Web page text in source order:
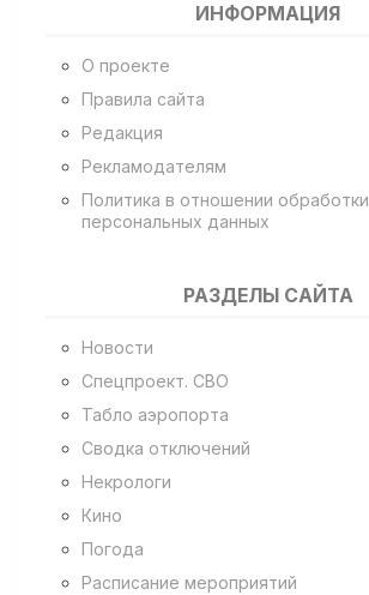
ИНФОРМАЦИЯ
О проекте
Правила сайта
Редакция
Рекламодателям
Политика в отношении обработки
персональных данных
РАЗДЕЛЫ САЙТА
Новости
Спецпроект. СВО
Табло аэропорта
Сводка отключений
Некрологи
Кино
Погода
Расписание мероприятий